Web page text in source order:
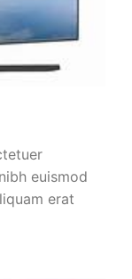
euismod
erat